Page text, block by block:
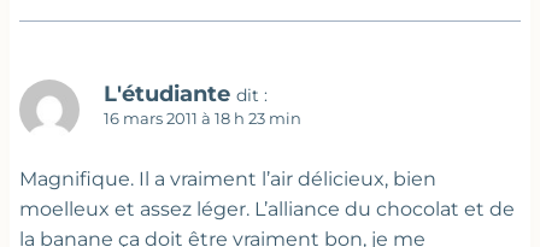
L'étudiante dit :
16 mars 2011 à 18 h 23 min
Magnifique. Il a vraiment l’air délicieux, bien
moelleux et assez léger. L’alliance du chocolat et de
la banane ça doit être vraiment bon, je me